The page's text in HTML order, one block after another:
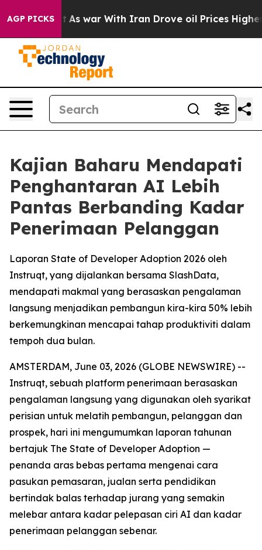
AGP PICKS
Didn’t As war With Iran Drove oil Prices Higher,
Kajian Baharu Mendapati
Penghantaran AI Lebih
Pantas Berbanding Kadar
Penerimaan Pelanggan
Laporan State of Developer Adoption 2026 oleh
Instruqt, yang dijalankan bersama SlashData,
mendapati makmal yang berasaskan pengalaman
langsung menjadikan pembangun kira-kira 50% lebih
berkemungkinan mencapai tahap produktiviti dalam
tempoh dua bulan.
AMSTERDAM, June 03, 2026 (GLOBE NEWSWIRE) --
Instruqt, sebuah platform penerimaan berasaskan
pengalaman langsung yang digunakan oleh syarikat
perisian untuk melatih pembangun, pelanggan dan
prospek, hari ini mengumumkan laporan tahunan
bertajuk The State of Developer Adoption —
penanda aras bebas pertama mengenai cara
pasukan pemasaran, jualan serta pendidikan
bertindak balas terhadap jurang yang semakin
melebar antara kadar pelepasan ciri AI dan kadar
penerimaan pelanggan sebenar.